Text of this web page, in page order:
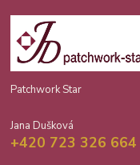
Patchwork Star
Jana Dušková
+420 723 326 664